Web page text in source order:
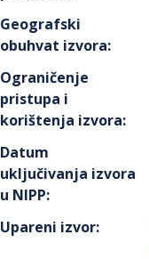
Geografski
obuhvat izvora:
Ograničenje
pristupa i
korištenja izvora:
Datum
uključivanja izvora
u NIPP:
Upareni izvor: